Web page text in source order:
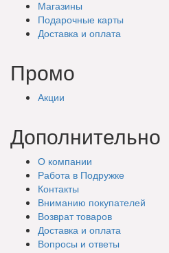
Магазины
Подарочные карты
Доставка и оплата
Промо
Акции
Дополнительно
О компании
Работа в Подружке
Контакты
Вниманию покупателей
Возврат товаров
Доставка и оплата
Вопросы и ответы